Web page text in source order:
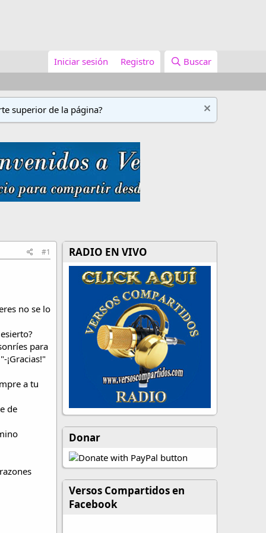
Iniciar sesión Registro Buscar
superior de la página?
#1
no se lo
para
a tu
de
RADIO EN VIVO
Donar
Versos Compartidos en
Facebook